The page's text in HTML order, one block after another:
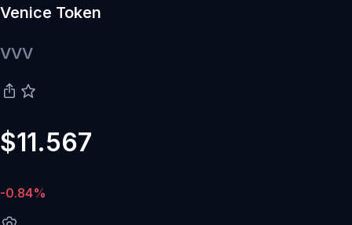
Venice Token
VVV
$11.567
-0.84%